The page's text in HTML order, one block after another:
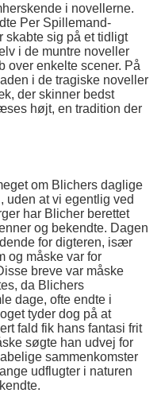
i novellerne.
Per Spillemand-
skabte sig på et tidligt
i de muntre noveller
over enkelte scener. På
i de tragiske noveller
der skinner bedst
højt, en tradition der
om Blichers daglige
uden at vi egentlig ved
har Blicher berettet
og bekendte. Dagen
for digteren, især
og måske var for
breve var måske
da Blichers
dage, ofte endte i
tyder dog på at
fald fik hans fantasi frit
søgte han udvej for
sammenkomster
udflugter i naturen